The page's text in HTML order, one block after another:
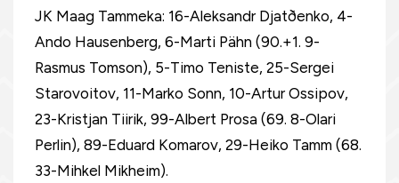
JK Maag Tammeka: 16-Aleksandr Djatðenko, 4-
Ando Hausenberg, 6-Marti Pähn (90.+1. 9-
Rasmus Tomson), 5-Timo Teniste, 25-Sergei
Starovoitov, 11-Marko Sonn, 10-Artur Ossipov,
23-Kristjan Tiirik, 99-Albert Prosa (69. 8-Olari
Perlin), 89-Eduard Komarov, 29-Heiko Tamm (68.
33-Mihkel Mikheim).